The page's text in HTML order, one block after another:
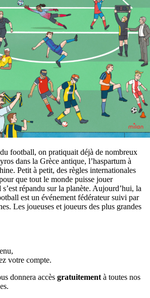
football, on pratiquait déjà de nombreux
dans la Grèce antique, l’haspartum à
Petit à petit, des règles internationales
que tout le monde puisse jouer
répandu sur la planète. Aujourd’hui, la
est un événement fédérateur suivi par
Les joueuses et joueurs des plus grandes
votre compte.
donnera accès gratuitement à toutes nos